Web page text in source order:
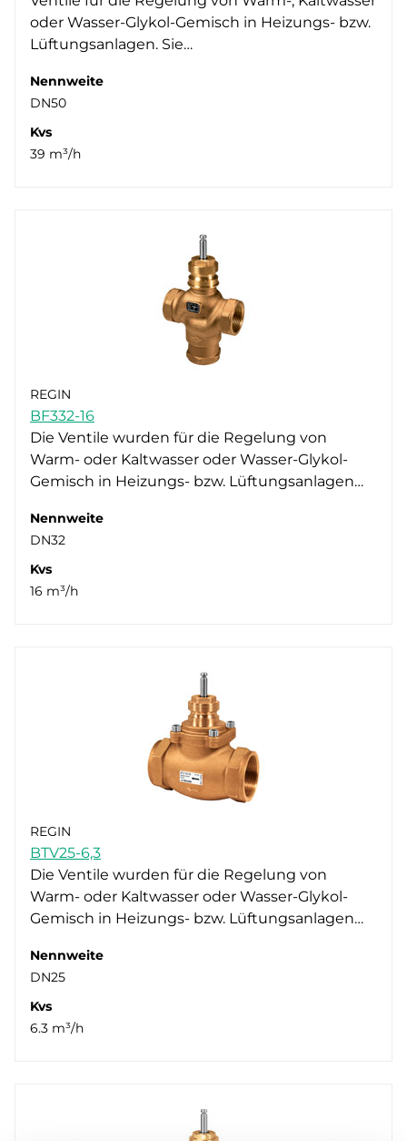
oder Wasser-Glykol-Gemisch in Heizungs- bzw.
Lüftungsanlagen. Sie…
Nennweite
DN50
Kvs
39 m³/h
REGIN
BF332-16
Die Ventile wurden für die Regelung von
Warm- oder Kaltwasser oder Wasser-Glykol-
Gemisch in Heizungs- bzw. Lüftungsanlagen…
Nennweite
DN32
Kvs
16 m³/h
REGIN
BTV25-6,3
Die Ventile wurden für die Regelung von
Warm- oder Kaltwasser oder Wasser-Glykol-
Gemisch in Heizungs- bzw. Lüftungsanlagen…
Nennweite
DN25
Kvs
6.3 m³/h